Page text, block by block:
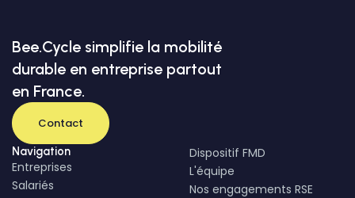
Bee.Cycle simplifie la mobilité
durable en entreprise partout
en France.
Contact
Navigation
Entreprises
Salariés
Dispositif FMD
L'équipe
Nos engagements RSE